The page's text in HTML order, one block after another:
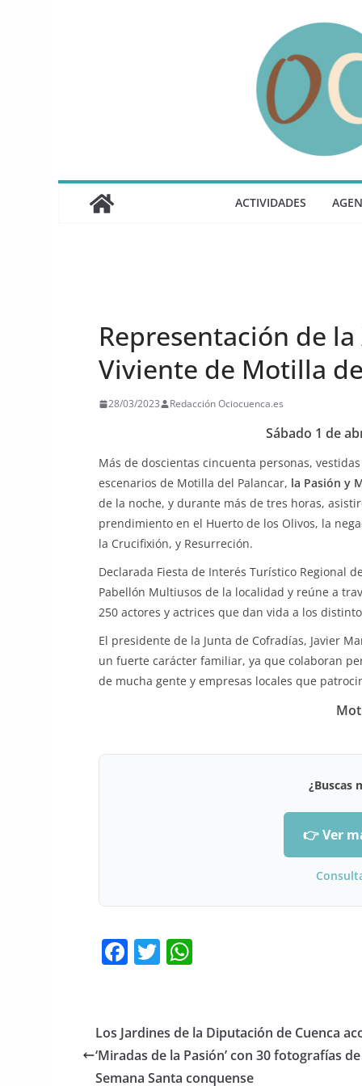
ACTIVIDADES
Representación de
Viviente de Motilla
28/03/2023 Redacción Ociocuenca.es
Sábado 1 de
Más de doscientas cincuenta personas,
escenarios de Motilla del Palancar, la Pasión y
de la noche, y durante más de tres horas,
prendimiento en el Huerto de los Olivos, la
la Crucifixión, y Resurreción.
Declarada Fiesta de Interés Turístico Regional
Pabellón Multiusos de la localidad y reúne a
250 actores y actrices que dan vida a los
El presidente de la Junta de Cofradías, Javier
un fuerte carácter familiar, ya que colaboran
de mucha gente y empresas locales que
¿Buscas
👉 Ver
F
e
b
T
er s
A
Los Jardines de la Diputación de Cuenca
‘Miradas de la Pasión’ con 30 fotografías
Semana Santa conquense